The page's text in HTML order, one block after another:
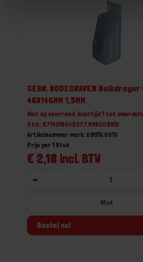
GEBR. BODEGRAVEN
46X146MM 1,5MM
Niet op voorraad, levertijd 1 tot
Gtin: 8714318042677,BMBO09513
Artikelnummer merk: 09513.0010
€ 2,18 incl. BTW
Prijs per 1 Stuk
-
Bestel nu!